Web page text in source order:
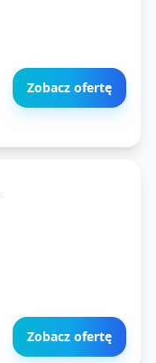
Zobacz ofertę
Zobacz ofertę